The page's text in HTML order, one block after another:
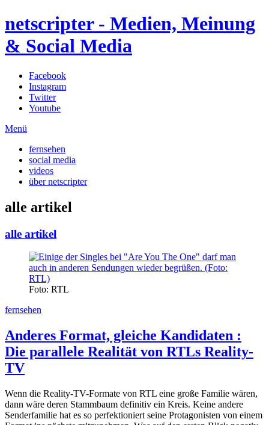
netscripter - Medien, Meinung
& Social Media
Facebook
Instagram
Twitter
Youtube
Menü
fernsehen
social media
videos
über netscripter
alle artikel
alle artikel
Foto: RTL
fernsehen
Anderes Format, gleiche Kandidaten :
Die parallele Realität von RTLs Reality-
TV
Wenn die Reality-TV-Formate von RTL eine große Familie wären,
dann wäre deren Stammbaum definitiv ein Kreis. Keine andere
Senderfamilie hat es so perfektioniert seine Protagonisten von einem